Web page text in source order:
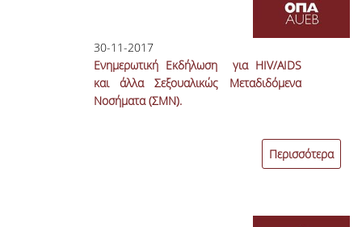
30-11-2017
Ενημερωτική Εκδήλωση για HIV/AIDS
και άλλα Σεξουαλικώς Μεταδιδόμενα
Νοσήματα (ΣΜΝ).
Περισσότερα